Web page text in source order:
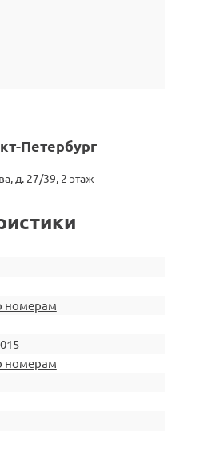
Петербург
д. 27/39, 2 этаж
номерам
номерам